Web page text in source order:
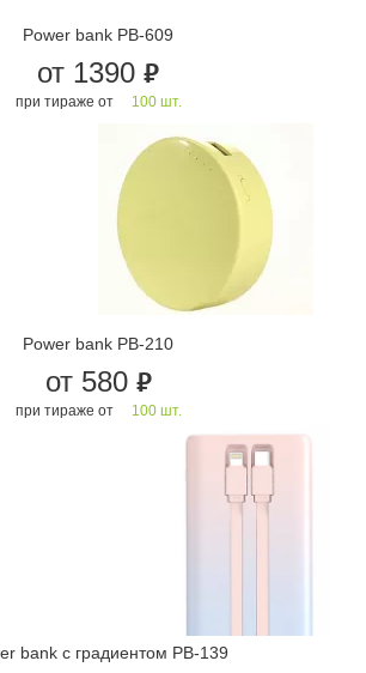
Power bank PB-609
от 1390 руб.
при тираже от 100 шт.
Power bank PB-210
от 580 руб.
при тираже от 100 шт.
bank с градиeнтом PB-139